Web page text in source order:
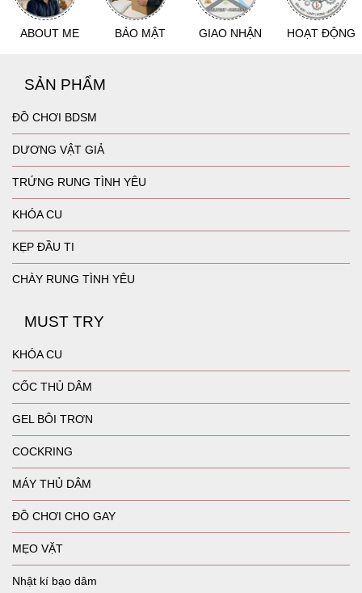
ABOUT ME BẢO MẬT GIAO NHẬN HOẠT ĐỘNG
SẢN PHẨM
ĐỒ CHƠI BDSM
DƯƠNG VẬT GIẢ
TRỨNG RUNG TÌNH YÊU
KHÓA CU
KẸP ĐẦU TI
CHÀY RUNG TÌNH YÊU
MUST TRY
KHÓA CU
CỐC THỦ DÂM
GEL BÔI TRƠN
COCKRING
MÁY THỦ DÂM
ĐỒ CHƠI CHO GAY
MẸO VẶT
Nhật kí bạo dâm